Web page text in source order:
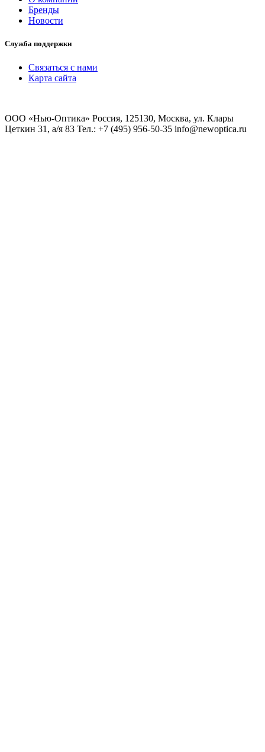
Бренды
Новости
Служба поддержки
Связаться с нами
Карта сайта
ООО «Нью-Оптика» Россия, 125130, Москва, ул. Клары
Цеткин 31, а/я 83 Тел.: +7 (495) 956-50-35 info@newoptica.ru